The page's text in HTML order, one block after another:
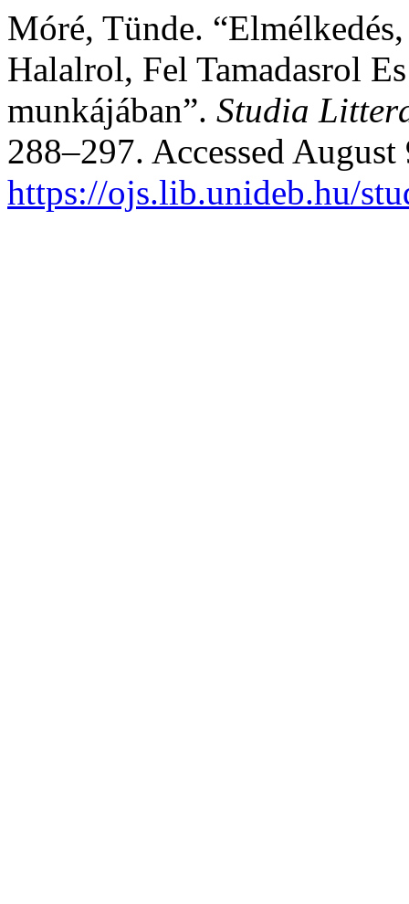
Móré, Tünde.
Halalrol, Fel Tamadasrol
munkájában”. Studia
288–297. Accessed
https://ojs.lib.unideb.hu/